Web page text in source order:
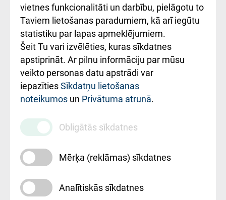
Rēķinu apmaksas
ceļvedis
Rekvizīti un
ārstniecības
iestādes kods
010000234
Maksas
pakalpojumu
cenrādis
vietnes funkcionalitāti un darbību, pielāgotu to
Taviem lietošanas paradumiem, kā arī iegūtu
statistiku par lapas apmeklējumiem.
Šeit Tu vari izvēlēties, kuras sīkdatnes
apstiprināt. Ar pilnu informāciju par mūsu
veikto personas datu apstrādi var
iepazītiesSīkdatņu lietošanas
noteikumos un Privātuma atrunā.
Obligātās sīkdatnes
Mērķa (reklāmas) sīkdatnes
Analītiskās sīkdatnes